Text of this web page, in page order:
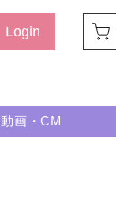
Login
動画・CM